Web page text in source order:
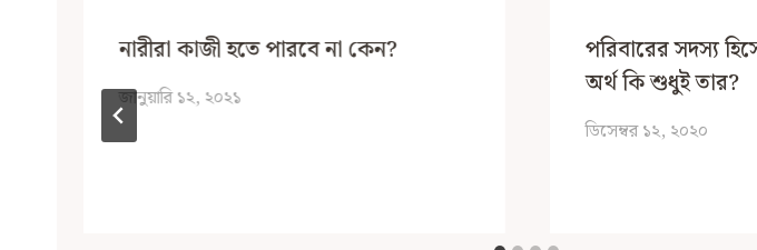
নারীরা কাজী হতে পারবে না কেন?
জানুয়ারি ১২, ২০২১
পরিবারের সদস্য
অর্থ কি শুধুই তার?
ডিসেম্বর ১২, ২০২০